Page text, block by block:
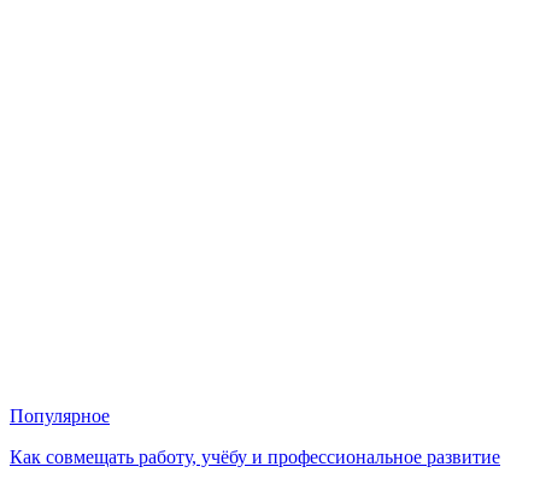
Популярное
Как совмещать работу, учёбу и профессиональное развитие